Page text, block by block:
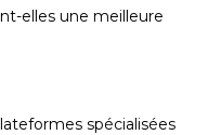
elles une meilleure
spécialisées